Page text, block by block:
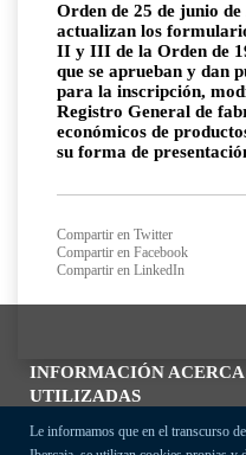
INFORMACIÓN
UTILIZADAS
Le informamos que en el transcurso
Orden de 25 de junio
actualizan los
II y III de la Orden de
que se aprueban y dan
para la inscripción,
Registro General de
económicos de
su forma de
Compartir en Twitter
Compartir en Facebook
Compartir en LinkedIn